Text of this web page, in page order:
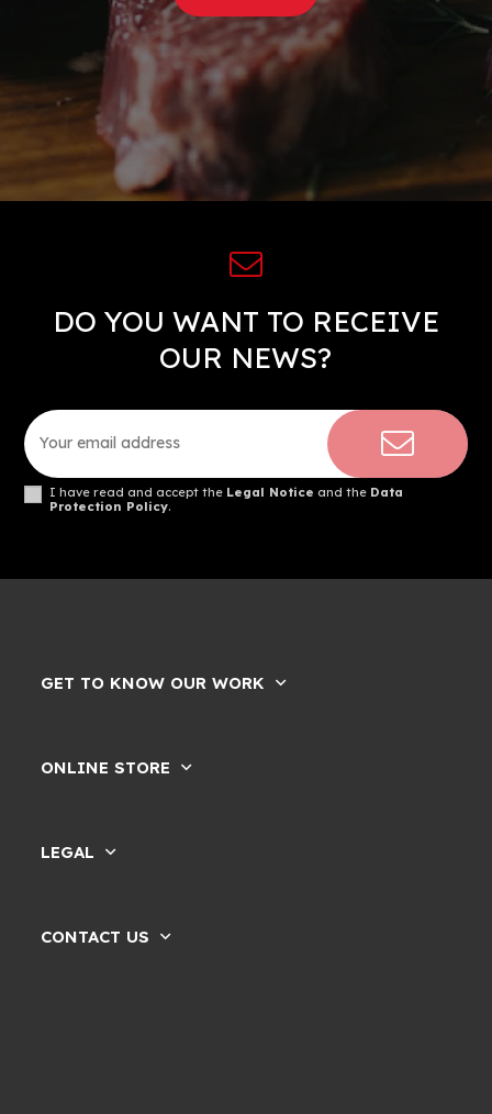
DO YOU WANT TO RECEIVE
OUR NEWS?
I have read and accept the Legal Notice and the Data
Protection Policy.
GET TO KNOW OUR WORK
ONLINE STORE
LEGAL
CONTACT US